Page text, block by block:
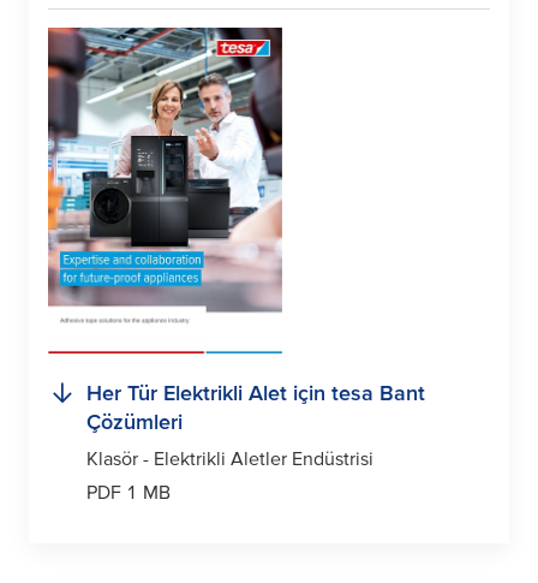
Her Tür Elektrikli Alet için tesa Bant
Çözümleri
Klasör - Elektrikli Aletler Endüstrisi
PDF 1 MB